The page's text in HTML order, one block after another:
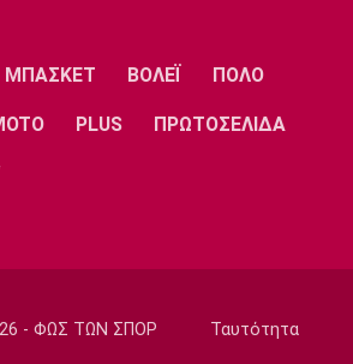
ΜΠΑΣΚΕΤ ΒΟΛΕΪ ΠΟΛΟ
PLUS ΠΡΩΤΟΣΕΛΙΔΑ
- ΦΩΣ ΤΩΝ ΣΠΟΡ Ταυτότητα